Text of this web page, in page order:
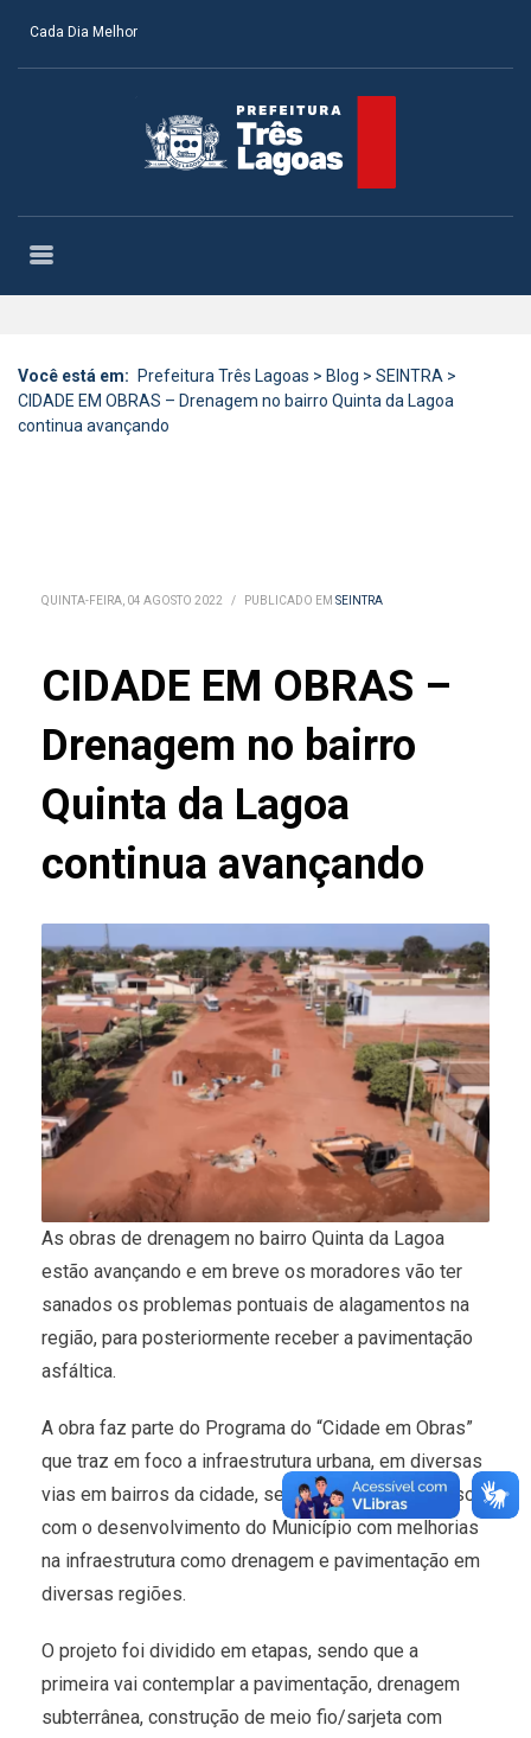
Cada Dia Melhor
Você está em: Prefeitura Três Lagoas > Blog > SEINTRA >
CIDADE EM OBRAS – Drenagem no bairro Quinta da Lagoa
continua avançando
QUINTA-FEIRA, 04 AGOSTO 2022 / PUBLICADO EM SEINTRA
CIDADE EM OBRAS –
Drenagem no bairro
Quinta da Lagoa
continua avançando
As obras de drenagem no bairro Quinta da Lagoa
estão avançando e em breve os moradores vão ter
sanados os problemas pontuais de alagamentos na
região, para posteriormente receber a pavimentação
asfáltica.
A obra faz parte do Programa do “Cidade em Obras”
que traz em foco a infraestrutura urbana, em diversas
vias em bairros da cidade, seguindo o compromisso
com o desenvolvimento do Município com melhorias
na infraestrutura como drenagem e pavimentação em
diversas regiões.
O projeto foi dividido em etapas, sendo que a
primeira vai contemplar a pavimentação, drenagem
subterrânea, construção de meio fio/sarjeta com